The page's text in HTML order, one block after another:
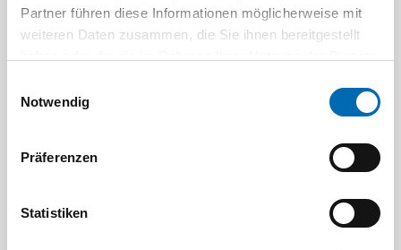
Partner führen diese Informationen möglicherweise mit
weiteren Daten zusammen, die Sie ihnen bereitgestellt
Notwendig
Präferenzen
Statistiken
Bit-
Artikel-Nr.